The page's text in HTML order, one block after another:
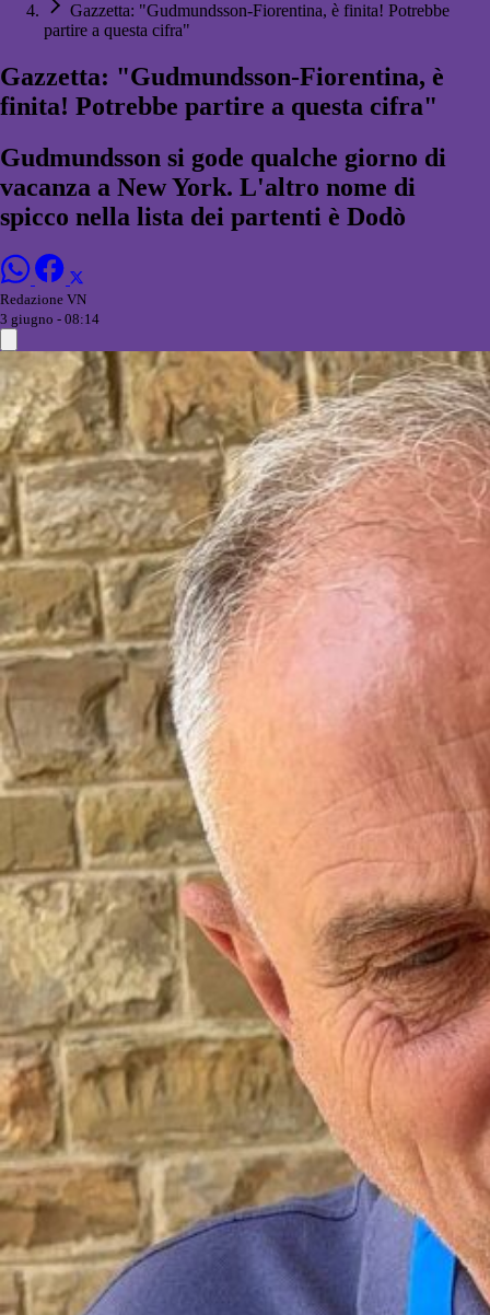
Gazzetta: "Gudmundsson-Fiorentina, è finita! Potrebbe
partire a questa cifra"
Gazzetta: "Gudmundsson-Fiorentina, è
finita! Potrebbe partire a questa cifra"
Gudmundsson si gode qualche giorno di
vacanza a New York. L'altro nome di
spicco nella lista dei partenti è Dodò
Redazione VN
3 giugno - 08:14